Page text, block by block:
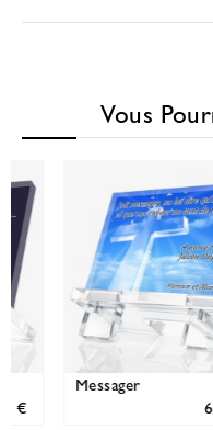
Vous
Pensée fidèle